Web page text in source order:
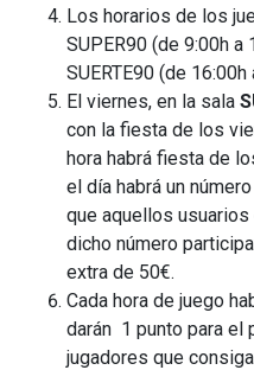
Los horarios de los
SUPER90 (de 9:00h a
SUERTE90 (de 16:00h
El viernes, en la sala
con la fiesta de los
hora habrá fiesta de
el día habrá un
que aquellos
dicho número
extra de 50€.
Cada hora de juego
darán 1 punto para el
jugadores que